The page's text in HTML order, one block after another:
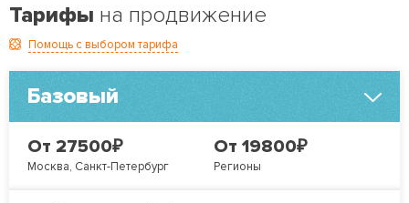
Тарифы на продвижение
Помощь с выбором тарифа
Базовый
От 27500₽
Москва, Санкт-Петербург
От 19800₽
Регионы